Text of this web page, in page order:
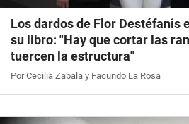
Los dardos de Flor Destéfanis
su libro: "Hay que cortar las
tuercen la estructura"
Por Cecilia Zabala y Facundo La Rosa